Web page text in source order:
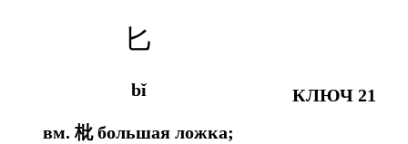
匕
bǐ
вм. 枇 большая ложка;
КЛЮЧ 21